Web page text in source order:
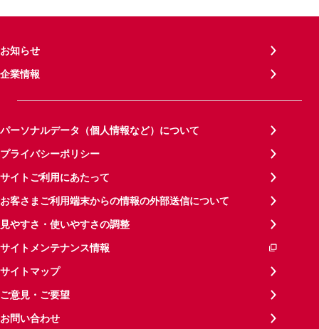
お知らせ
企業情報
パーソナルデータ（個人情報など）について
プライバシーポリシー
サイトご利用にあたって
お客さまご利用端末からの情報の外部送信について
見やすさ・使いやすさの調整
サイトメンテナンス情報
サイトマップ
ご意見・ご要望
お問い合わせ